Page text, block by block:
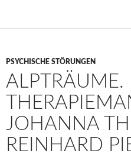
PSYCHISCHE STÖRUNGEN
ALPTRÄUME.
JOHANNA
REINHARD